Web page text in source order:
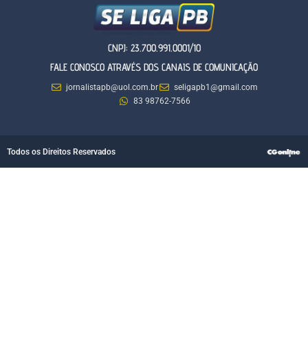
CNPJ: 23.700.991.0001/10
FALE CONOSCO ATRAVÉS DOS CANAIS DE COMUNICAÇÃO
jornalistapb@uol.com.br
seligapb1@gmail.com
83 98762-7566
Todos os Direitos Reservados